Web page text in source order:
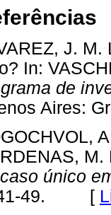
J. M.
In:
de
Aires:
único
41-49. [